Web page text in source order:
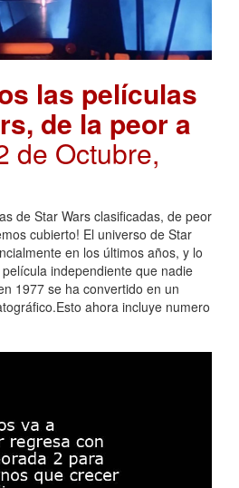
las películas
de la peor a
de Octubre,
de Star Wars clasificadas, de peor
cubierto! El universo de Star
en los últimos años, y lo
independiente que nadie
1977 se ha convertido en un
ahora incluye numero